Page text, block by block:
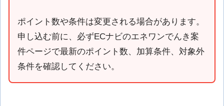
ポイント数や条件は変更される場合があります。
申し込む前に、必ずECナビのエネワンでんき案
件ページで最新のポイント数、加算条件、対象外
条件を確認してください。